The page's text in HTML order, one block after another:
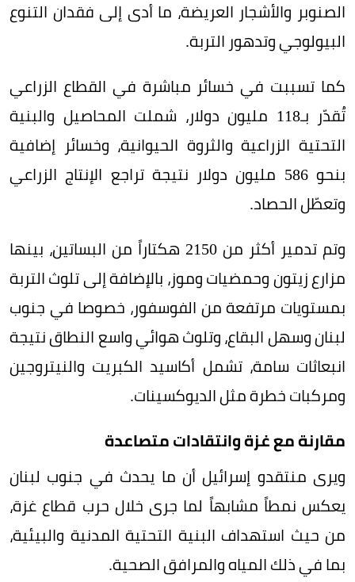
الصنوبر والأشجار العريضة، ما أدى إلى فقدان التنوع
البيولوجي وتدهور التربة.
كما تسببت في خسائر مباشرة في القطاع الزراعي
تُقدّر بـ118 مليون دولار، شملت المحاصيل والبنية
التحتية الزراعية والثروة الحيوانية، وخسائر إضافية
بنحو 586 مليون دولار نتيجة تراجع الإنتاج الزراعي
وتعطّل الحصاد.
وتم تدمير أكثر من 2150 هكتاراً من البساتين، بينها
مزارع زيتون وحمضيات وموز، بالإضافة إلى تلوث التربة
بمستويات مرتفعة من الفوسفور، خصوصا في جنوب
لبنان وسهل البقاع، وتلوث هوائي واسع النطاق نتيجة
انبعاثات سامة، تشمل أكاسيد الكبريت والنيتروجين
ومركبات خطرة مثل الديوكسينات.
مقارنة مع غزة وانتقادات متصاعدة
ويرى منتقدو إسرائيل أن ما يحدث في جنوب لبنان
يعكس نمطاً مشابهاً لما جرى خلال حرب قطاع غزة،
من حيث استهداف البنية التحتية المدنية والبيئية،
بما في ذلك المياه والمرافق الصحية.